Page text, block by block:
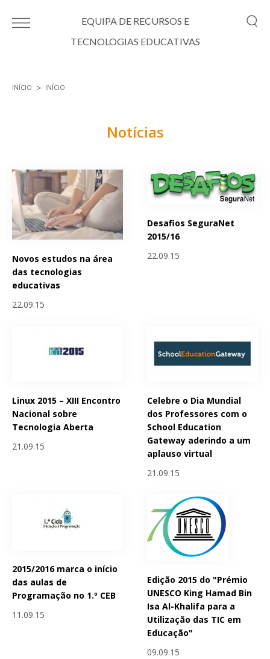
EQUIPA DE RECURSOS E
TECNOLOGIAS EDUCATIVAS
INÍCIO INÍCIO
Notícias
Novos estudos na área
das tecnologias
educativas
22.09.15
Desafios SeguraNet
2015/16
22.09.15
Linux 2015 – XIII Encontro
Nacional sobre
Tecnologia Aberta
21.09.15
Celebre o Dia Mundial
dos Professores com o
School Education
Gateway aderindo a um
aplauso virtual
21.09.15
2015/2016 marca o início
das aulas de
Programação no 1.º CEB
11.09.15
Edição 2015 do "Prémio
UNESCO King Hamad Bin
Isa Al-Khalifa para a
Utilização das TIC em
Educação"
09.09.15
Páginas